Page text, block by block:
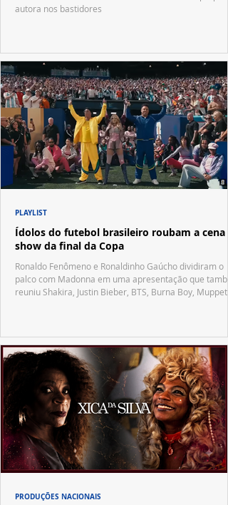
autora nos bastidores
Ídolos do futebol brasileiro roubam a cena
show da final da Copa
Ronaldo Fenômeno e Ronaldinho Gaúcho dividiram o
palco com Madonna em uma apresentação que
reuniu Shakira, Justin Bieber, BTS, Burna Boy, Muppets,
PLAYLIST
PRODUÇÕES NACIONAIS